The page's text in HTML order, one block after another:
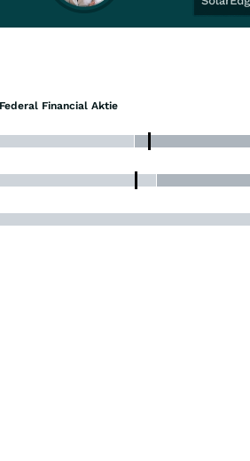
Financial Aktie